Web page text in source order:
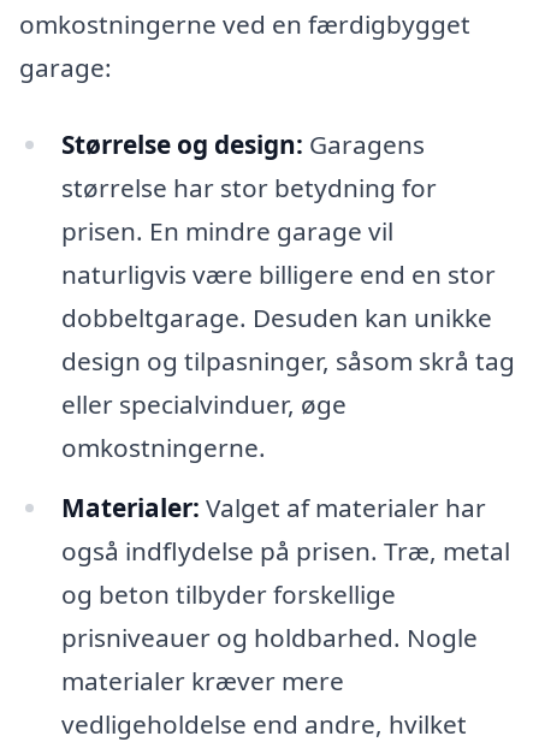
omkostningerne ved en færdigbygget
garage:
Størrelse og design: Garagens
størrelse har stor betydning for
prisen. En mindre garage vil
naturligvis være billigere end en stor
dobbeltgarage. Desuden kan unikke
design og tilpasninger, såsom skrå tag
eller specialvinduer, øge
omkostningerne.
Materialer: Valget af materialer har
også indflydelse på prisen. Træ, metal
og beton tilbyder forskellige
prisniveauer og holdbarhed. Nogle
materialer kræver mere
vedligeholdelse end andre, hvilket